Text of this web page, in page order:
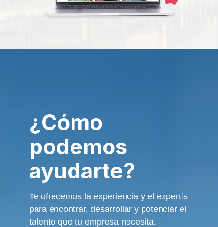
¿Cómo
podemos
ayudarte?
Te ofrecemos la experiencia y el expertís
para encontrar, desarrollar y potenciar el
talento que tu empresa necesita.